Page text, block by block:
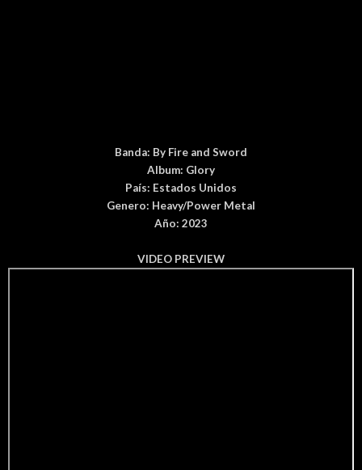
Banda: By Fire and Sword
Album: Glory
País: Estados Unidos
Genero: Heavy/Power Metal
Año: 2023
VIDEO PREVIEW